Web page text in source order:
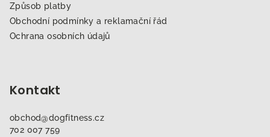
Způsob platby
Obchodní podmínky a reklamační řád
Ochrana osobních údajů
Kontakt
obchod@dogfitness.cz
702 007 759